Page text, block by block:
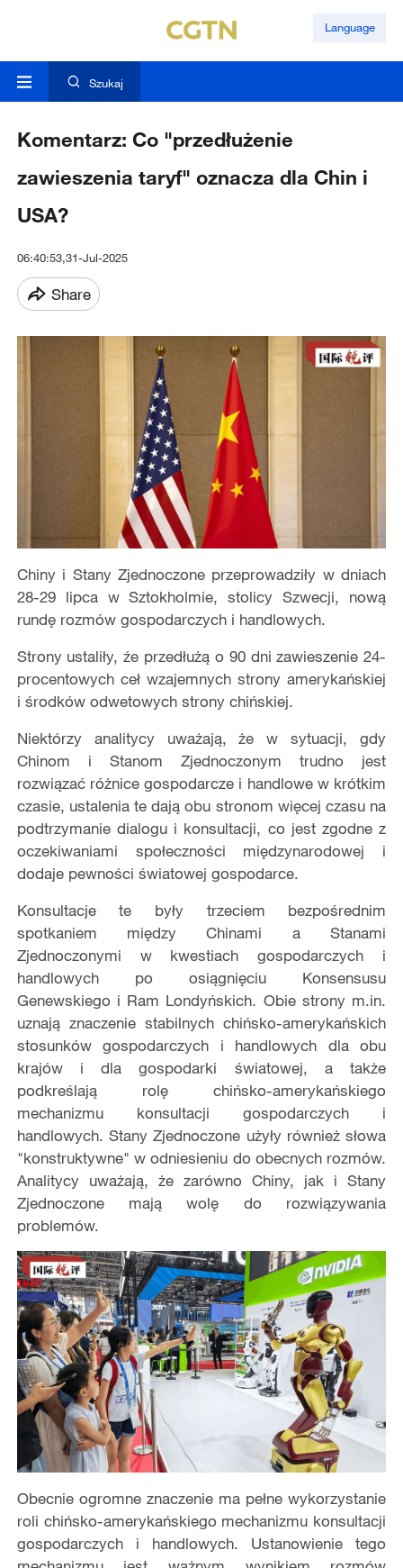
Language
Szukaj
Komentarz: Co "przedłużenie
zawieszenia taryf" oznacza dla Chin i
USA?
06:40:53,31-Jul-2025
Share
Chiny i Stany Zjednoczone przeprowadziły w dniach
28-29 lipca w Sztokholmie, stolicy Szwecji, nową
rundę rozmów gospodarczych i handlowych.
Strony ustaliły, źe przedłużą o 90 dni zawieszenie 24-
procentowych ceł wzajemnych strony amerykańskiej
i środków odwetowych strony chińskiej.
​Niektórzy analitycy uważają, że w sytuacji, gdy
Chinom i Stanom Zjednoczonym trudno jest
rozwiązać różnice gospodarcze i handlowe w krótkim
czasie, ustalenia te dają obu stronom więcej czasu na
podtrzymanie dialogu i konsultacji, co jest zgodne z
oczekiwaniami społeczności międzynarodowej i
dodaje pewności światowej gospodarce.
Konsultacje te były trzeciem bezpośrednim
spotkaniem między Chinami a Stanami
Zjednoczonymi w kwestiach gospodarczych i
handlowych po osiągnięciu Konsensusu
Genewskiego i Ram Londyńskich. Obie strony m.in.
uznają znaczenie stabilnych chińsko-amerykańskich
stosunków gospodarczych i handlowych dla obu
krajów i dla gospodarki światowej, a także
podkreślają rolę chińsko-amerykańskiego
mechanizmu konsultacji gospodarczych i
handlowych. Stany Zjednoczone użyły również słowa
"konstruktywne" w odniesieniu do obecnych rozmów.
Analitycy uważają, że zarówno Chiny, jak i Stany
Zjednoczone mają wolę do rozwiązywania
problemów.
Obecnie ogromne znaczenie ma pełne wykorzystanie
roli chińsko-amerykańskiego mechanizmu konsultacji
gospodarczych i handlowych. Ustanowienie tego